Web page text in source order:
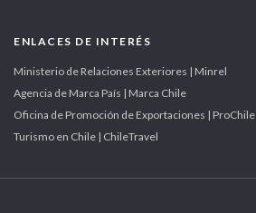
ENLACES DE INTERÉS
Ministerio de Relaciones Exteriores | Minrel
Agencia de Marca País | Marca Chile
Oficina de Promoción de Exportaciones | ProChile
Turismo en Chile | ChileTravel